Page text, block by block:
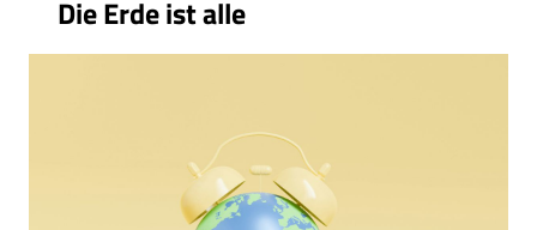
Die Erde ist alle